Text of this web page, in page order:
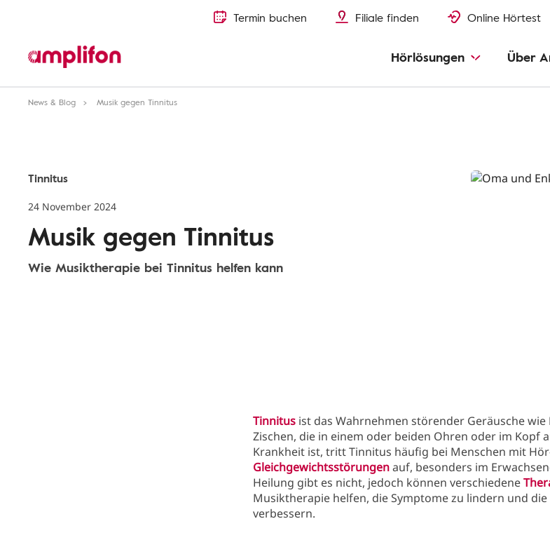
Termin buchen Filiale finden Online Hörtest
Hörlösungen Über
News & Blog Musik gegen Tinnitus
Tinnitus
24 November 2024
Musik gegen Tinnitus
Wie Musiktherapie bei Tinnitus helfen kann
Tinnitus ist das Wahrnehmen störender Geräusche
Zischen, die in einem oder beiden Ohren oder im Kopf
Krankheit ist, tritt Tinnitus häufig bei Menschen mit
Gleichgewichtsstörungenauf, besonders im
Heilung gibt es nicht, jedoch können verschiedene
Musiktherapie helfen, die Symptome zu lindern und
verbessern.